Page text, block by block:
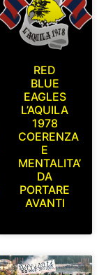
RED
BLUE
EAGLES
L’AQUILA
1978
COERENZA
E
MENTALITA’
DA
PORTARE
AVANTI